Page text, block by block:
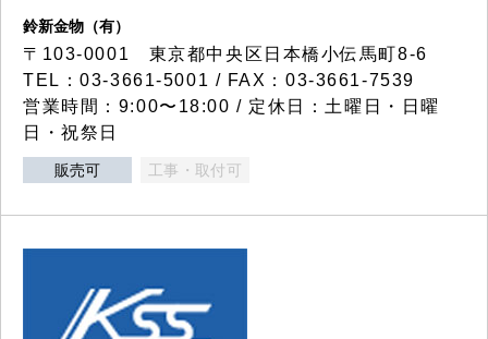
鈴新金物（有）
〒103-0001 東京都中央区日本橋小伝馬町8-6
TEL：03-3661-5001 / FAX：03-3661-7539
営業時間：9:00〜18:00 / 定休日：土曜日・日曜
日・祝祭日
販売可 工事・取付可